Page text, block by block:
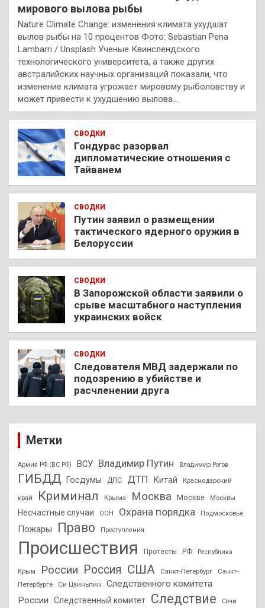
мирового вылова рыбы
Nature Climate Change: изменения климата ухудшат
вылов рыбы на 10 процентов Фото: Sebastian Pena
Lambarri / Unsplash Ученые Квинслендского
технологического университета, а также других
австралийских научных организаций показали, что
изменение климата угрожает мировому рыболовству и
может привести к ухудшению вылова…
СВОДКИ
Гондурас разорвал
дипломатические отношения с
Тайванем
СВОДКИ
Путин заявил о размещении
тактического ядерного оружия в
Белоруссии
СВОДКИ
В Запорожской области заявили о
срыве масштабного наступления
украинских войск
СВОДКИ
Следователя МВД задержали по
подозрению в убийстве и
расчленении друга
Метки
Армия РФ (ВС РФ) ВСУ Владимир Путин Владимир Рогов
ГИБДД Госдумы ДПС ДТП Китай Краснодарский
край Криминал Крыма Москва Москве Москвы
Несчастные случаи ООН Охрана порядка Подмосковье
Пожары Право Преступления
Происшествия Протесты РФ Республика
Крым России Россия США Санкт-Петербург
Санкт-
Петербурге
Си Цзиньпин
Следственного комитета
России
Следственный комитет Следствие Сочи